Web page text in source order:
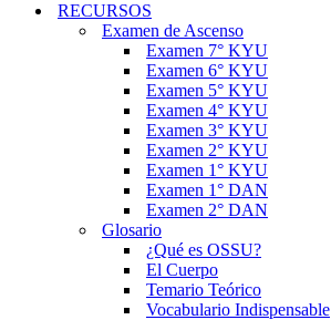
RECURSOS
Examen de Ascenso
Examen 7° KYU
Examen 6° KYU
Examen 5° KYU
Examen 4° KYU
Examen 3° KYU
Examen 2° KYU
Examen 1° KYU
Examen 1° DAN
Examen 2° DAN
Glosario
¿Qué es OSSU?
El Cuerpo
Temario Teórico
Vocabulario Indispensable